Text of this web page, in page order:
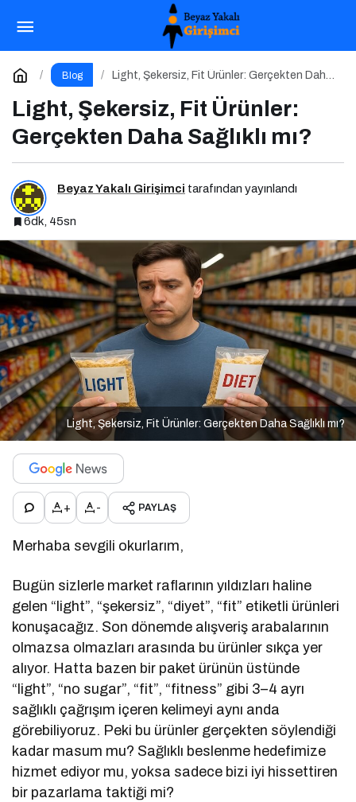
Blog
Light, Şekersiz, Fit Ürünler: Gerçekten Daha
Light, Şekersiz, Fit Ürünler:
Gerçekten Daha Sağlıklı mı?
Beyaz Yakalı Girişimci tarafından yayınlandı
6dk, 45sn
Light, Şekersiz, Fit Ürünler: Gerçekten Daha Sağlıklı mı?
+ - PAYLAŞ
Merhaba sevgili okurlarım,
Bugün sizlerle market raflarının yıldızları haline
gelen “light”, “şekersiz”, “diyet”, “fit” etiketli ürünleri
konuşacağız. Son dönemde alışveriş arabalarının
olmazsa olmazları arasında bu ürünler sıkça yer
alıyor. Hatta bazen bir paket ürünün üstünde
“light”, “no sugar”, “fit”, “fitness” gibi 3–4 ayrı
sağlıklı çağrışım içeren kelimeyi aynı anda
görebiliyoruz. Peki bu ürünler gerçekten söylendiği
kadar masum mu? Sağlıklı beslenme hedefimize
hizmet ediyor mu, yoksa sadece bizi iyi hissettiren
bir pazarlama taktiği mi?
Erzincanspor Vakfı Derneği Kuruluyor
Yorum Yap